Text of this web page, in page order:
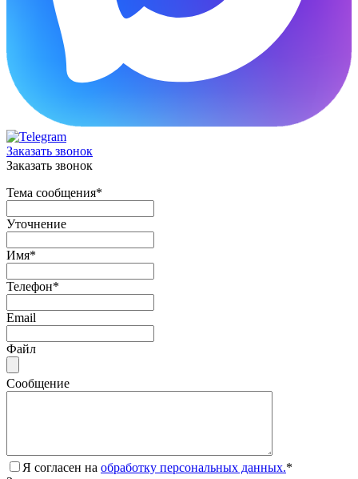
Заказать звонок
Заказать звонок
Тема сообщения*
Уточнение
Имя*
Телефон*
Email
Файл
Сообщение
Я согласен на обработку персональных данных.*